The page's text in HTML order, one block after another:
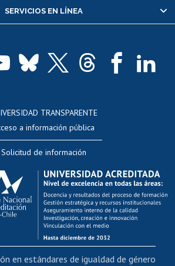
de arancel y crédito alumnos
Docentes
Evaluación docente
Calificación académica
Postulación al AUCAI
Funcionarias/os
internos de capacitación
Bienestar del personal
de movilidad interna
SERVICIOS EN LÍNEA
TRANSPARENTE
a información pública
Solicitud de información
en estándares de igualdad de género